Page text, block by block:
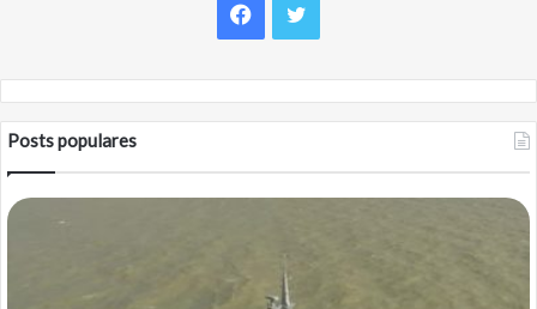
Facebook
Twitter
Posts populares